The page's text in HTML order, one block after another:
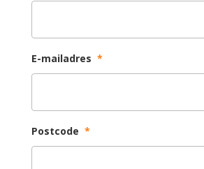
E-mailadres *
Postcode *